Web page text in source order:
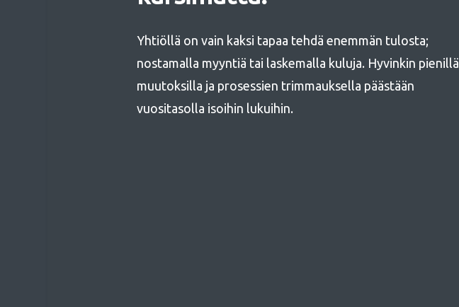
Yhtiöllä on vain kaksi tapaa tehdä enemmän tulosta;
nostamalla myyntiä tai laskemalla kuluja. Hyvinkin pienillä
muutoksilla ja prosessien trimmauksella päästään
vuositasolla isoihin lukuihin.